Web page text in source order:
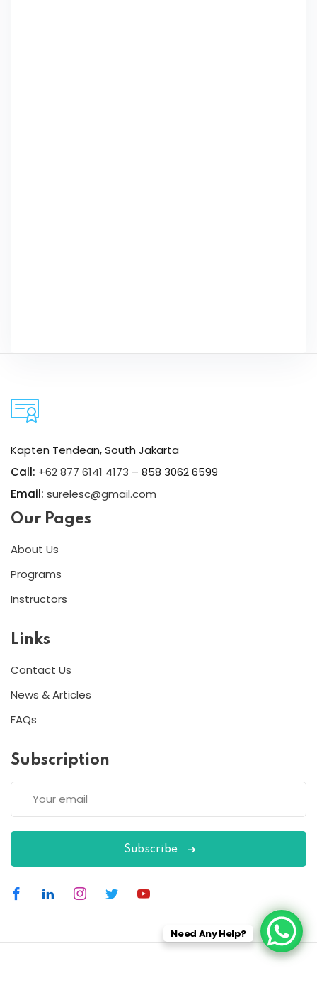
Kapten Tendean, South Jakarta
Call: +62 877 6141 4173 – 858 3062 6599
Email: surelesc@gmail.com
Our Pages
About Us
Programs
Instructors
Links
Contact Us
News & Articles
FAQs
Subscription
Subscribe
Need Any Help?